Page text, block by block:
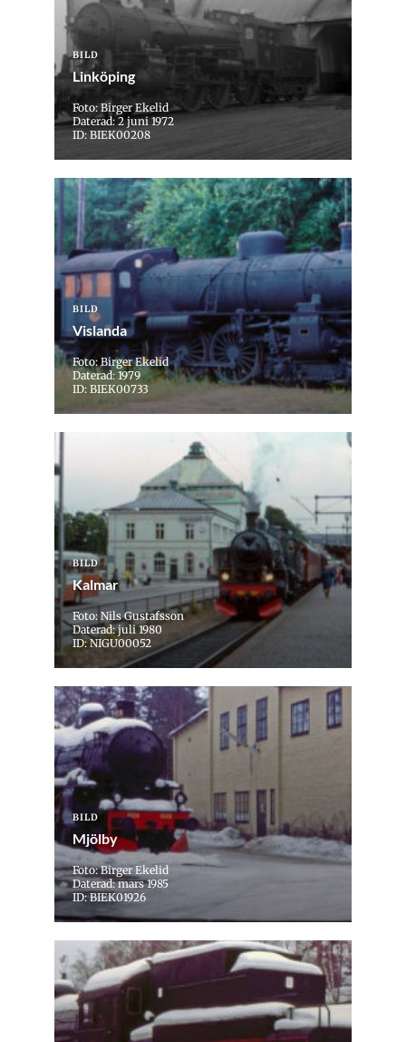
BILD
Linköping
Foto: Birger Ekelid
Daterad: 2 juni 1972
ID: BIEK00208
BILD
Vislanda
Foto: Birger Ekelid
Daterad: 1979
ID: BIEK00733
BILD
Kalmar
Foto: Nils Gustafsson
Daterad: juli 1980
ID: NIGU00052
BILD
Mjölby
Foto: Birger Ekelid
Daterad: mars 1985
ID: BIEK01926